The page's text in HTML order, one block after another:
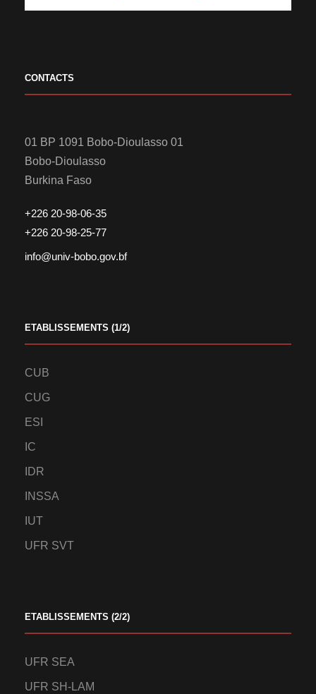
CONTACTS
01 BP 1091 Bobo-Dioulasso 01
Bobo-Dioulasso
Burkina Faso
+226 20-98-06-35
+226 20-98-25-77
info@univ-bobo.gov.bf
ETABLISSEMENTS (1/2)
CUB
CUG
ESI
IC
IDR
INSSA
IUT
UFR SVT
ETABLISSEMENTS (2/2)
UFR SEA
UFR SH-LAM